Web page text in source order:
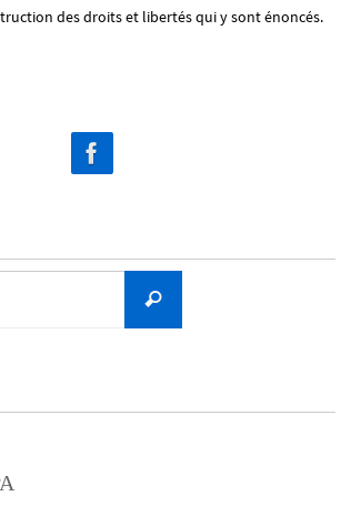
des droits et libertés qui y sont énoncés.
Recherche